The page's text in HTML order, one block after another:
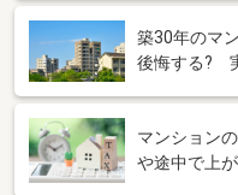
築30年のマ
後悔する?
マンション
や途中で上